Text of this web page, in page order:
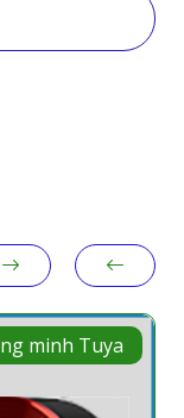
minh Tuya